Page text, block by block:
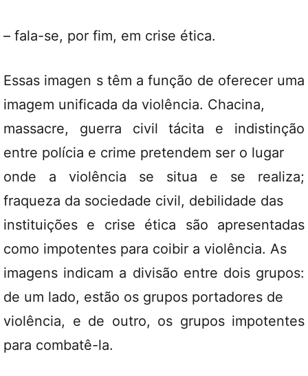
– fala-se, por fim, em crise ética.
Essas imagen s têm a função de oferecer uma
imagem unificada da violência. Chacina,
massacre, guerra civil tácita e indistinção
entre polícia e crime pretendem ser o lugar
onde a violência se situa e se realiza;
fraqueza da sociedade civil, debilidade das
instituições e crise ética são apresentadas
como impotentes para coibir a violência. As
imagens indicam a divisão entre dois grupos:
de um lado, estão os grupos portadores de
violência, e de outro, os grupos impotentes
para combatê-la.